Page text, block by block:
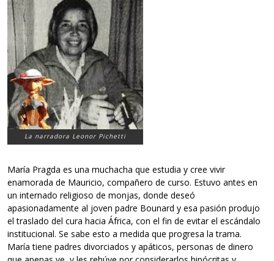
La narradora Leonor Pichetti
María Pragda es una muchacha que estudia y cree vivir
enamorada de Mauricio, compañero de curso. Estuvo antes en
un internado religioso de monjas, donde deseó
apasionadamente al joven padre Bounard y esa pasión produjo
el traslado del cura hacia África, con el fin de evitar el escándalo
institucional. Se sabe esto a medida que progresa la trama.
María tiene padres divorciados y apáticos, personas de dinero